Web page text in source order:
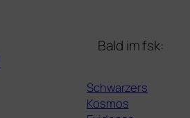
Bald im fsk:
Schwarzers
Kosmos